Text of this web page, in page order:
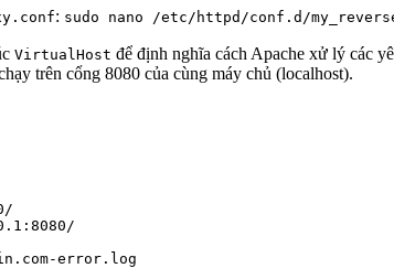
: sudo nano /etc/httpd/conf.d/
VirtualHost để định nghĩa cách Apache xử lý các
trên cổng 8080 của cùng máy chủ (localhost).
error.log